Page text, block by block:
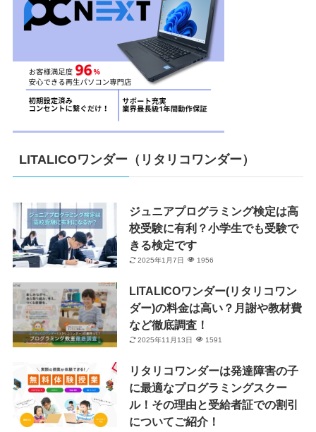
LITALICOワンダー（リタリコワンダー）
ジュニアプログラミング検定は高
校受験に有利？小学生でも受験で
きる検定です
2025年1月7日 1956
LITALICOワンダー(リタリコワン
ダー)の料金は高い？月謝や教材費
など徹底調査！
2025年11月13日 1591
リタリコワンダーは発達障害の子
に最適なプログラミングスクー
ル！その理由と受給者証での割引
についてご紹介！